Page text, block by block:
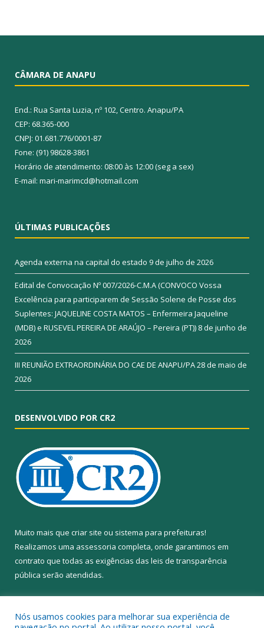
CÂMARA DE ANAPU
End.: Rua Santa Luzia, nº 102, Centro. Anapu/PA
CEP: 68.365-000
CNPJ: 01.681.776/0001-87
Fone: (91) 98628-3861
Horário de atendimento: 08:00 às 12:00 (seg a sex)
E-mail: mari-marimcd@hotmail.com
ÚLTIMAS PUBLICAÇÕES
Agenda externa na capital do estado 9 de julho de 2026
Edital de Convocação Nº 007/2026-C.M.A (CONVOCO Vossa
Excelência para participarem de Sessão Solene de Posse dos
Suplentes: JAQUELINE COSTA MATOS – Enfermeira Jaqueline
(MDB) e RUSEVEL PEREIRA DE ARAÚJO – Pereira (PT)) 8 de junho de
2026
III REUNIÃO EXTRAORDINÁRIA DO CAE DE ANAPU/PA28 de maio de
2026
DESENVOLVIDO POR CR2
Muito mais que criar site ou sistema para prefeituras!
Realizamos uma assessoria completa, onde garantimos em
contrato que todas as exigências das leis de transparência
pública serão atendidas.
Nós usamos cookies para melhorar sua experiência de